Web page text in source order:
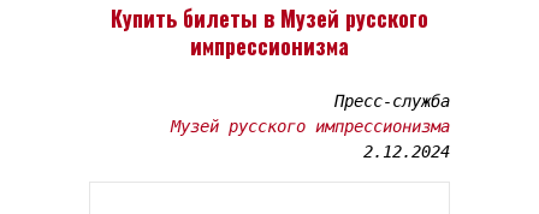
Купить билеты в Музей русского
импрессионизма
Пресс-служба
Музей русского импрессионизма
2.12.2024